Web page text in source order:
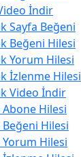
İndir
Sayfa Beğeni
Beğeni Hilesi
Yorum Hilesi
İzlenme Hilesi
Video İndir
Hilesi
Hilesi
Hilesi